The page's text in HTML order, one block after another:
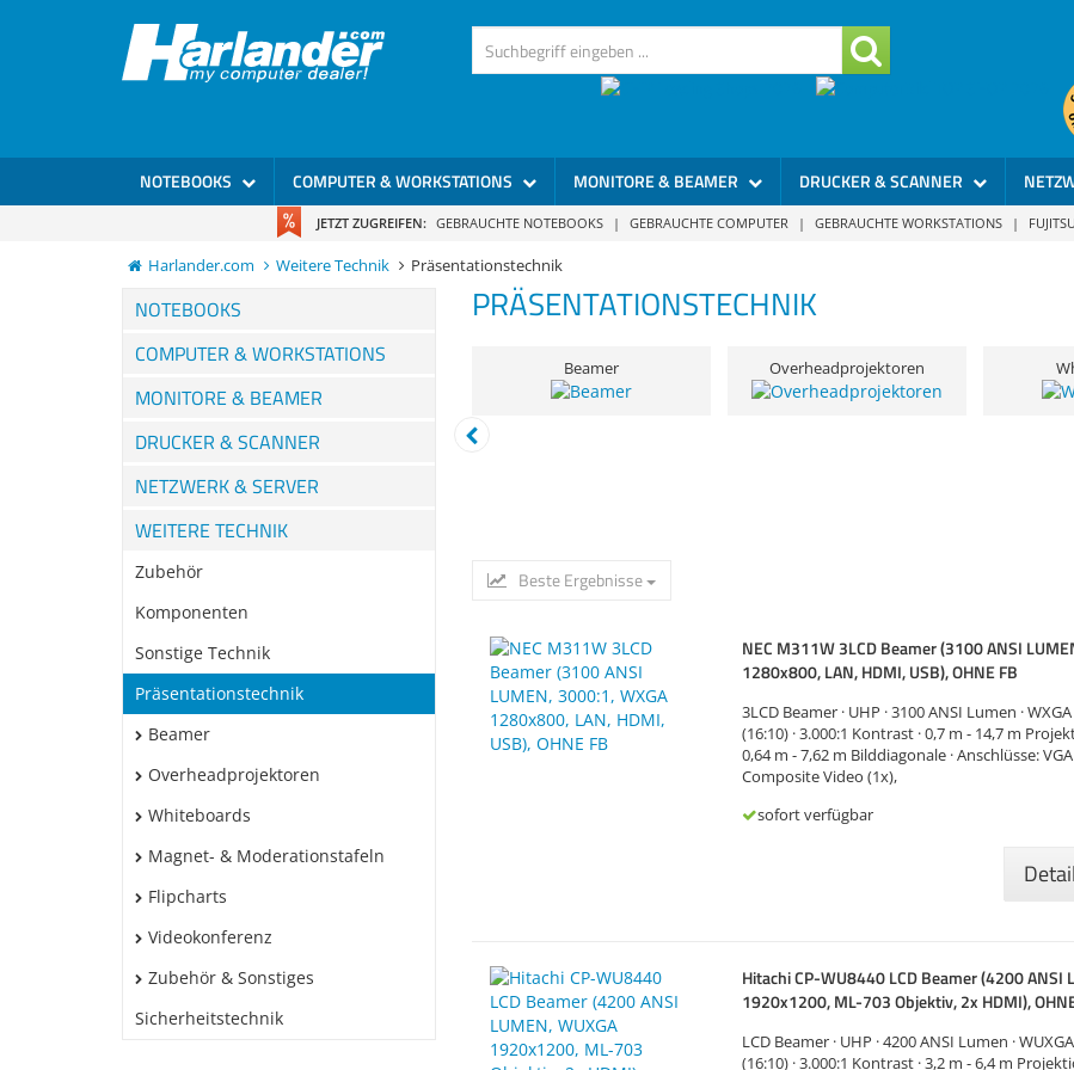
NOTEBOOKS COMPUTER & WORKSTATIONS MONITORE & BEAMER DRUCKER & SCANNER
JETZT ZUGREIFEN: GEBRAUCHTE NOTEBOOKS | GEBRAUCHTE COMPUTER | GEBRAUCHTE WORKSTATIONS |
Harlander.com Weitere Technik Präsentationstechnik
NOTEBOOKS
COMPUTER & WORKSTATIONS
MONITORE & BEAMER
DRUCKER & SCANNER
NETZWERK & SERVER
WEITERE TECHNIK
Zubehör
Komponenten
Sonstige Technik
Präsentationstechnik
Beamer
Overheadprojektoren
Whiteboards
Magnet- & Moderationstafeln
Flipcharts
Videokonferenz
Zubehör & Sonstiges
Sicherheitstechnik
PRÄSENTATIONSTECHNIK
Beamer Overheadprojektoren
Beste Ergebnisse
NEC M311W 3LCD Beamer (3100 ANSI
1280x800, LAN, HDMI, USB), OHNE FB
3LCD Beamer · UHP · 3100 ANSI Lumen ·
(16:10) · 3.000:1 Kontrast · 0,7 m - 14,7 m
0,64 m - 7,62 m Bilddiagonale · Anschlüsse:
Composite Video (1x),
sofort verfügbar
Hitachi CP-WU8440 LCD Beamer (4200 ANSI
1920x1200, ML-703 Objektiv, 2x HDMI),
LCD Beamer · UHP · 4200 ANSI Lumen ·
(16:10) · 3.000:1 Kontrast · 3,2 m - 6,4 m